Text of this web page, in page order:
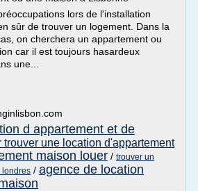
lors de l'installation
sûr de trouver un logement. Dans la
on cherchera un appartement ou
car il est toujours hasardeux
une...
d appartement et de
trouver une location d'appartement
maison louer / trouver un
londres / agence de location